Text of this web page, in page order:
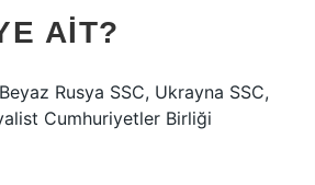
AIT?
Rusya SSC, Ukrayna SSC,
Cumhuriyetler Birliği